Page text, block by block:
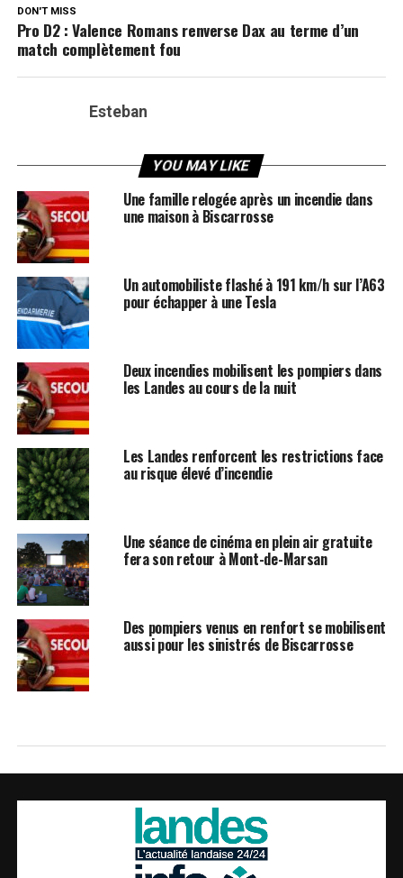
DON'T MISS
Pro D2 : Valence Romans renverse Dax au terme d’un
match complètement fou
Esteban
YOU MAY LIKE
Une famille relogée après un incendie dans
une maison à Biscarrosse
Un automobiliste flashé à 191 km/h sur l’A63
pour échapper à une Tesla
Deux incendies mobilisent les pompiers dans
les Landes au cours de la nuit
Les Landes renforcent les restrictions face
au risque élevé d’incendie
Une séance de cinéma en plein air gratuite
fera son retour à Mont-de-Marsan
Des pompiers venus en renfort se mobilisent
aussi pour les sinistrés de Biscarrosse